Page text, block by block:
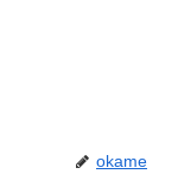
okame